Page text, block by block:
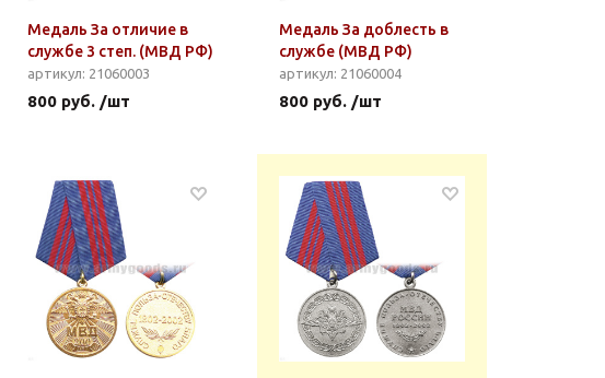
Медаль За отличие в
службе 3 степ. (МВД РФ)
артикул: 21060003
800 руб. /шт
Медаль За доблесть в
службе (МВД РФ)
артикул: 21060004
800 руб. /шт